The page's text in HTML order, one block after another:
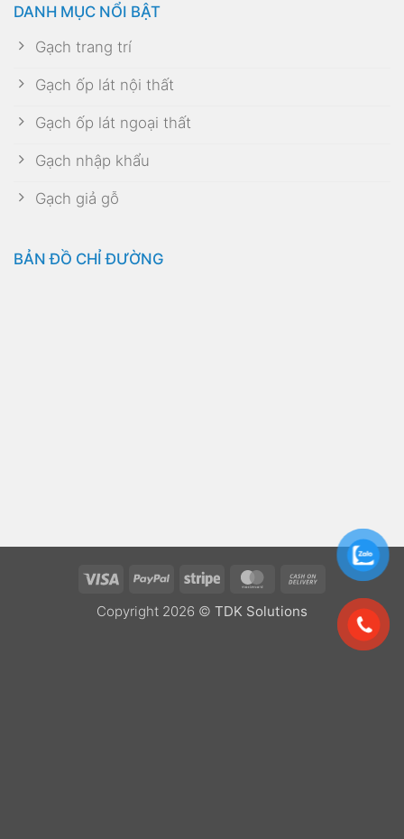
DANH MỤC NỔI BẬT
Gạch trang trí
Gạch ốp lát nội thất
Gạch ốp lát ngoại thất
Gạch nhập khẩu
Gạch giả gỗ
BẢN ĐỒ CHỈ ĐƯỜNG
Visa PayPal Stripe MasterCard
Cash
Delivery
Copyright 2026 © TDK Solutions